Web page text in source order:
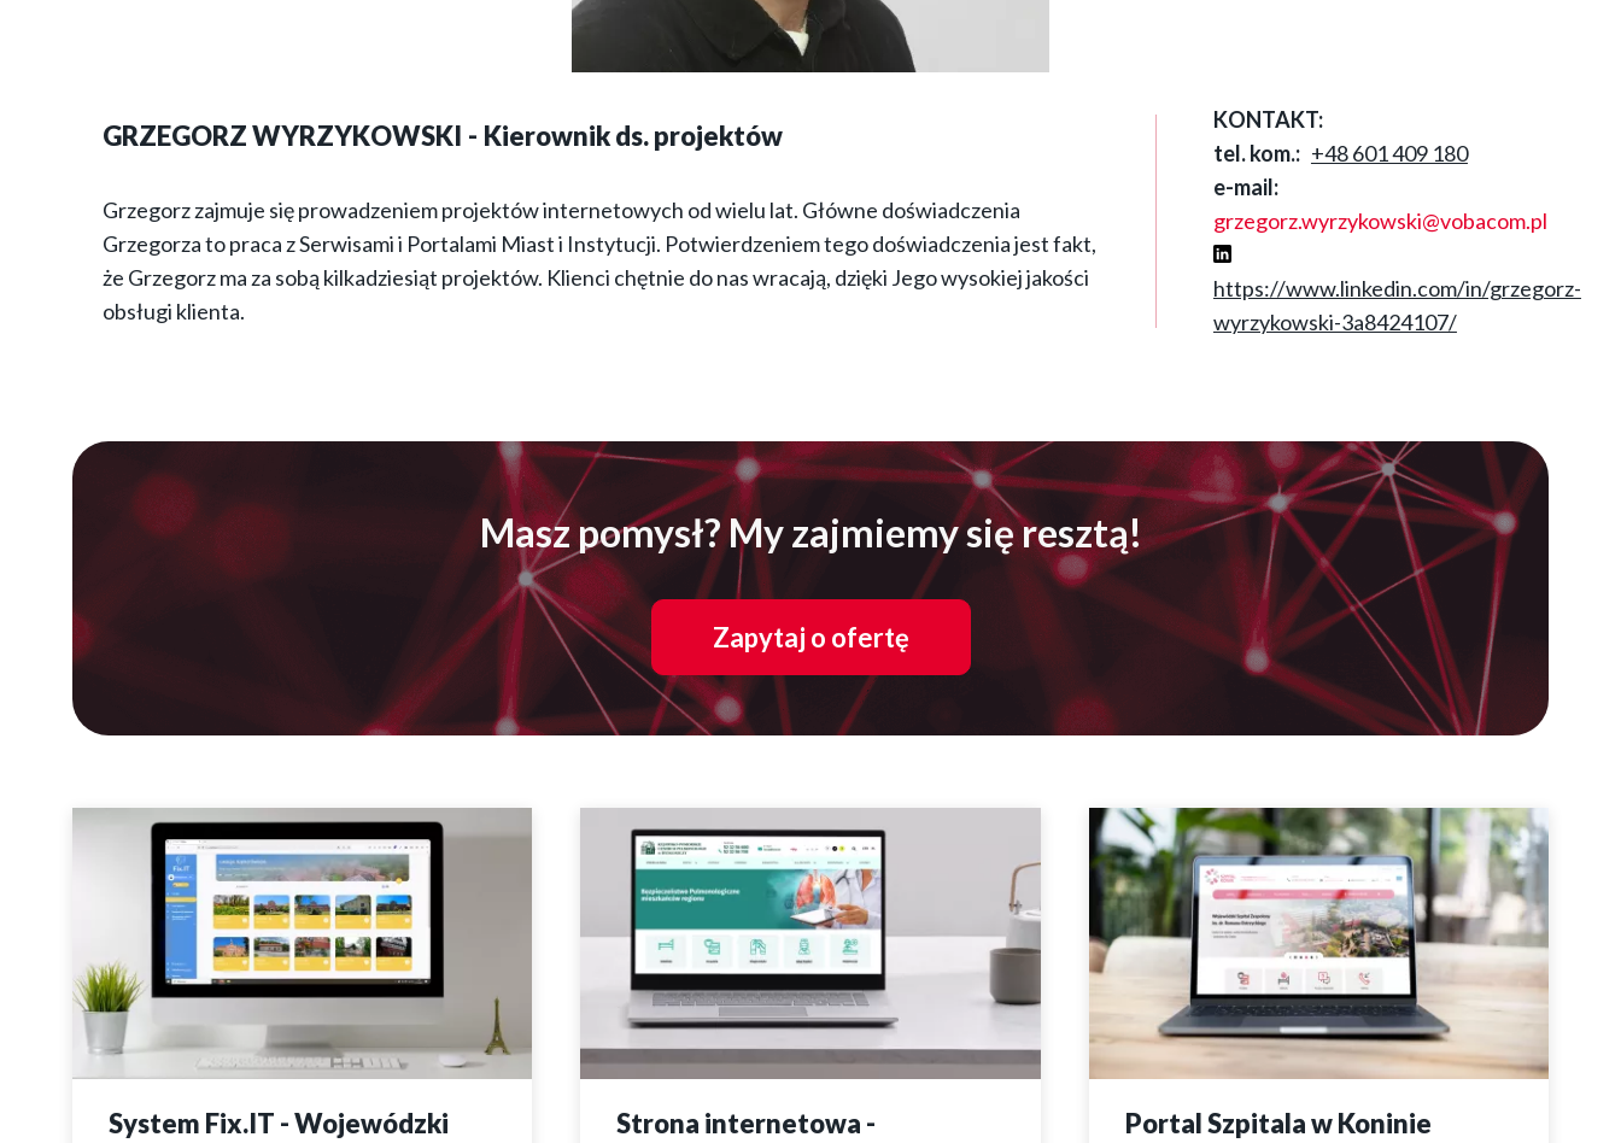
GRZEGORZ WYRZYKOWSKI Kierownik ds. projektów
Grzegorz zajmuje się prowadzeniem projektów internetowych od wielu lat. Główne doświadczenia
Grzegorza to praca z Serwisami i Portalami Miast i Instytucji. Potwierdzeniem tego doświadczenia jest fakt,
że Grzegorz ma za sobą kilkadziesiąt projektów. Klienci chętnie do nas wracają, dzięki Jego wysokiej jakości
obsługi klienta.
KONTAKT:
tel. kom.
+48 601 409 180
e-mail
grzegorz.wyrzykowski@vobacom.pl
https://www.linkedin.com/in/grzegorz-
wyrzykowski-3a8424107/Otworzy
oknie
Masz pomysł? My zajmiemy się resztą!
Zapytaj o ofertę
System Fix.IT - Wojewódzki Strona internetowa - Portal Szpitala w Koninie